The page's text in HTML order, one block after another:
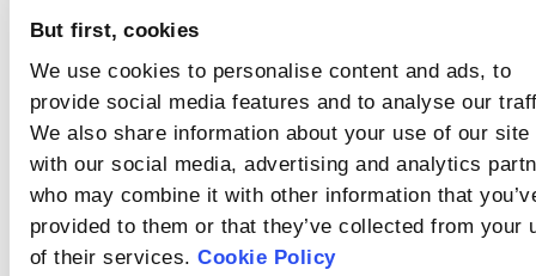
But first, cookies
We use cookies to personalise content and ads, to
provide social media features and to analyse our
We also share information about your use of our site
with our social media, advertising and analytics
who may combine it with other information that
provided to them or that they’ve collected from your
of their services.Cookie Policy
Recommended
articles
Comment les
particules sont-
elles dispersées
Dans l'analyse